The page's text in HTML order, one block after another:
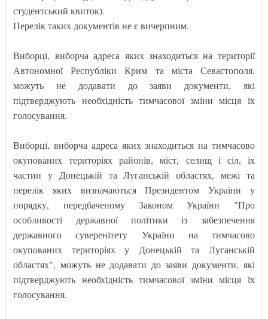
студентський квиток).
Перелік таких документів не є вичерпним.
Виборці, виборча адреса яких знаходиться на території
Автономної Республіки Крим та міста Севастополя,
можуть не додавати до заяви документи, які
підтверджують необхідність тимчасової зміни місця їх
голосування.
Виборці, виборча адреса яких знаходиться на тимчасово
окупованих територіях районів, міст, селищ і сіл, їх
частин у Донецькій та Луганській областях, межі та
перелік яких визначаються Президентом України у
порядку, передбаченому Законом України "Про
особливості державної політики із забезпечення
державного суверенітету України на тимчасово
окупованих територіях у Донецькій та Луганській
областях", можуть не додавати до заяви документи, які
підтверджують необхідність тимчасової зміни місця їх
голосування.